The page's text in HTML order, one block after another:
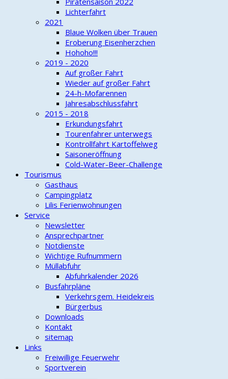
Lichterfahrt
2021
Blaue Wolken über Trauen
Eroberung Eisenherzchen
Hohoho!!!
2019 - 2020
Auf großer Fahrt
Wieder auf großer Fahrt
24-h-Mofarennen
Jahresabschlussfahrt
2015 - 2018
Erkundungsfahrt
Tourenfahrer unterwegs
Kontrollfahrt Kartoffelweg
Saisoneröffnung
Cold-Water-Beer-Challenge
Tourismus
Gasthaus
Campingplatz
Lilis Ferienwohnungen
Service
Newsletter
Ansprechpartner
Notdienste
Wichtige Rufnummern
Müllabfuhr
Abfuhrkalender 2026
Busfahrpläne
Verkehrsgem. Heidekreis
Bürgerbus
Downloads
Kontakt
sitemap
Links
Freiwillige Feuerwehr
Sportverein